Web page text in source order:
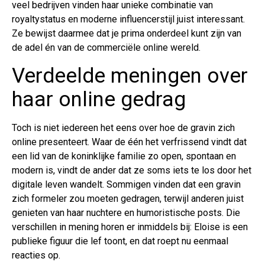
veel bedrijven vinden haar unieke combinatie van
royaltystatus en moderne influencerstijl juist interessant.
Ze bewijst daarmee dat je prima onderdeel kunt zijn van
de adel én van de commerciële online wereld.
Verdeelde meningen over
haar online gedrag
Toch is niet iedereen het eens over hoe de gravin zich
online presenteert. Waar de één het verfrissend vindt dat
een lid van de koninklijke familie zo open, spontaan en
modern is, vindt de ander dat ze soms iets te los door het
digitale leven wandelt. Sommigen vinden dat een gravin
zich formeler zou moeten gedragen, terwijl anderen juist
genieten van haar nuchtere en humoristische posts. Die
verschillen in mening horen er inmiddels bij: Eloise is een
publieke figuur die lef toont, en dat roept nu eenmaal
reacties op.